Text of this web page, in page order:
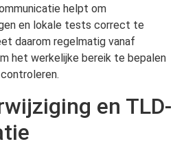
helpt om
en lokale tests correct te
daarom regelmatig vanaf
het werkelijke bereik te bepalen
en TLD-